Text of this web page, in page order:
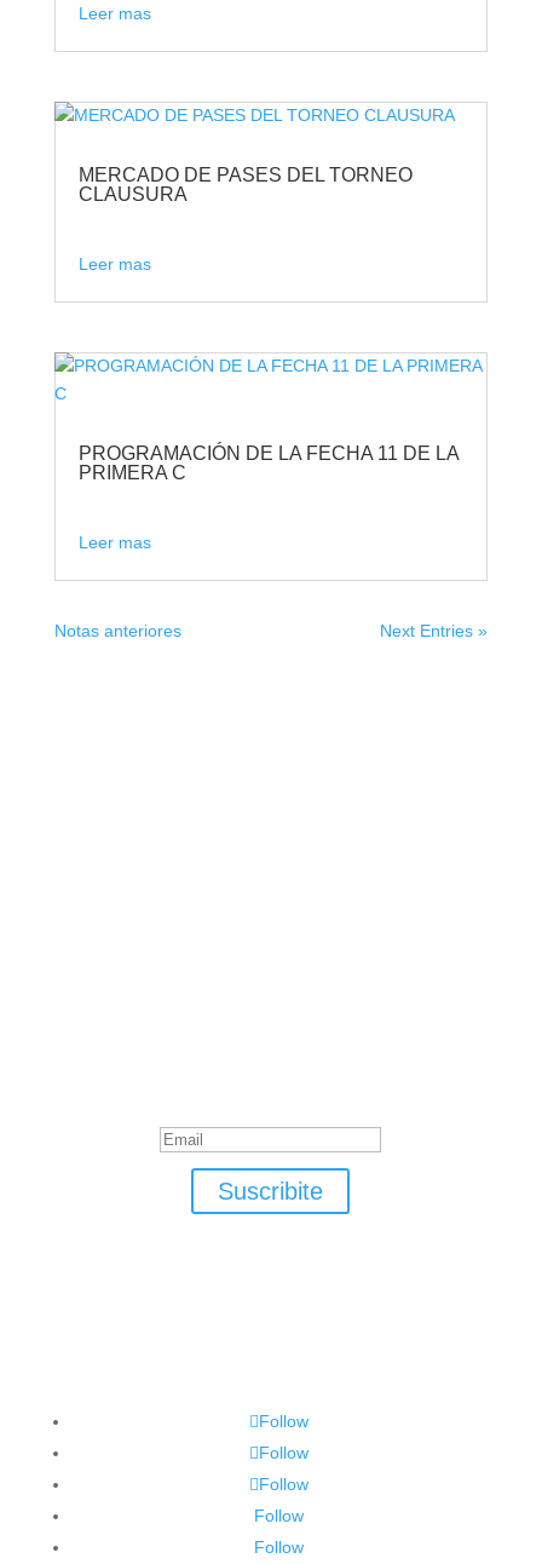
Leer mas
MERCADO DE PASES DEL TORNEO
CLAUSURA
Leer mas
PROGRAMACIÓN DE LA FECHA 11 DE LA
PRIMERA C
Leer mas
Notas anteriores Next Entries »
Suscribite
Follow
Follow
Follow
Follow
Follow